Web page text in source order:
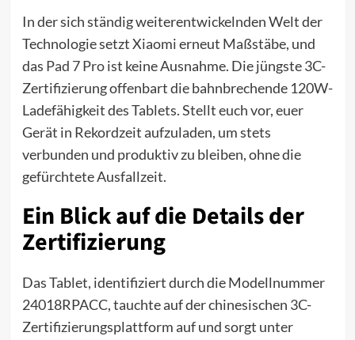
In der sich ständig weiterentwickelnden Welt der
Technologie setzt Xiaomi erneut Maßstäbe, und
das Pad 7 Proist keine Ausnahme. Die jüngste 3C-
Zertifizierung offenbart die bahnbrechende 120W-
Ladefähigkeit des Tablets. Stellt euch vor, euer
Gerät in Rekordzeit aufzuladen, um stets
verbunden und produktiv zu bleiben, ohne die
gefürchtete Ausfallzeit.
Ein Blick auf die Details der
Zertifizierung
Das Tablet, identifiziert durch die Modellnummer
24018RPACC, tauchte auf der chinesischen 3C-
Zertifizierungsplattform auf und sorgt unter